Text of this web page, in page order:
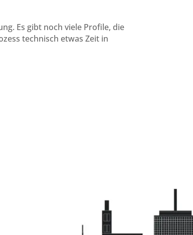
Es gibt noch viele Profile, die
technisch etwas Zeit in